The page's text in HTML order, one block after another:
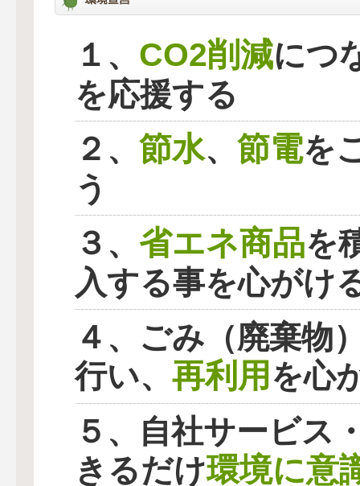
１、 CO2削減につ
を応援する
２、 節水、 節電を
う
３、 省エネ商品を
入する事を心がけ
４、ごみ（廃棄物
行い、 再利用 を心
５、自社サービス
きるだけ環境に意